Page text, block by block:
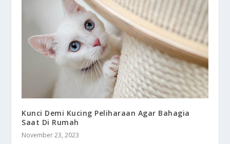
Kunci Demi Kucing Peliharaan Agar Bahagia
Saat Di Rumah
November 23, 2023